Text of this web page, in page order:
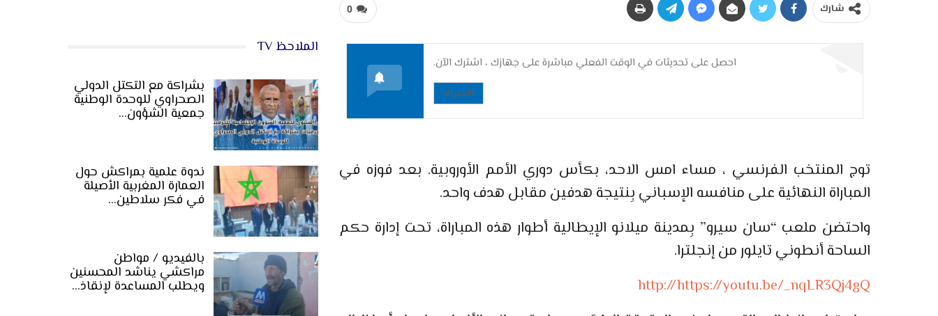
0 شارك
احصل على تحديثات في الوقت الفعلي مباشرة على جهازك ، اشترك الآن.
الاشتراك
توج المنتخب الفرنسي ، مساء امس الاحد، بكأس دوري الأمم الأوروبية. بعد فوزه في
المباراة النهائية على منافسه الإسباني بِنتيجة هدفين مقابل هدف واحد.
واحتضن ملعب “سان سيرو” بِمدينة ميلانو الإيطالية أطوار هذه المباراة، تحت إدارة حكم
الساحة أنطوني تايلور من إنجلترا.
http://https://youtu.be/_nqLR3Qj4gQ
الملاحظ TV
بشراكة مع التكتل الدولي
الصحراوي للوحدة الوطنية
جمعية الشؤون…
ندوة علمية بمراكش حول
العمارة المغربية الأصيلة
في فكر سلاطين…
بالفيديو / مواطن
مراكشي يناشد المحسنين
ويطلب المساعدة لإنقاذ…